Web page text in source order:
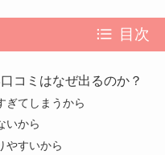
目次
コミはなぜ出るのか？
ぎてしまうから
いから
やすいから